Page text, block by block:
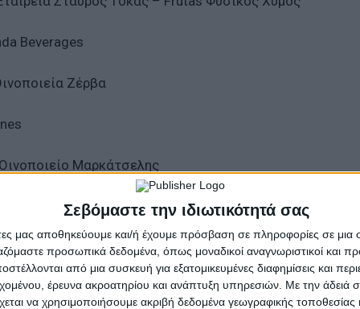
Σεβόμαστε την ιδιωτικότητά σας
μας αποθηκεύουμε και/ή έχουμε πρόσβαση σε πληροφορίες σε
προσωπικά δεδομένα, όπως μοναδικοί αναγνωριστικοί και
από μια συσκευή για εξατομικευμένες διαφημίσεις και
έρευνα ακροατηρίου και ανάπτυξη υπηρεσιών. Με την άδειά
να χρησιμοποιήσουμε ακριβή δεδομένα γεωγραφικής τοποθεσίας
Beverages
Ζέρβα
Μαρκάτσελης
Vineyard
θερμά όλους τους εκθέτες για την συμμετοχή τους,
επισκέπτες που με την συμμετοχή τους συνέβαλαν
το ραντεβού για την επόμενη Έκθεση.